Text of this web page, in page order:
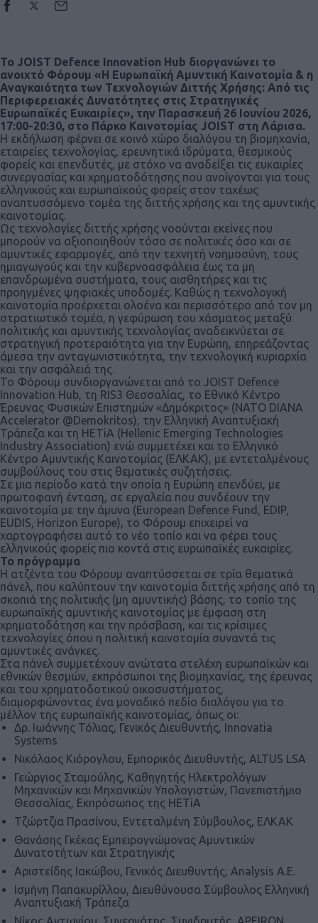
Το JOIST Defence Innovation Hub διοργανώνει το
ανοιχτό Φόρουμ «Η Ευρωπαϊκή Αμυντική Καινοτομία & η
Αναγκαιότητα των Τεχνολογιών Διττής Χρήσης: Από τις
Περιφερειακές Δυνατότητες στις Στρατηγικές
Ευρωπαϊκές Ευκαιρίες», την Παρασκευή 26 Ιουνίου 2026,
17:00-20:30, στο Πάρκο Καινοτομίας JOIST στη Λάρισα.
Η εκδήλωση φέρνει σε κοινό χώρο διαλόγου τη βιομηχανία,
εταιρείες τεχνολογίας, ερευνητικά ιδρύματα, θεσμικούς
φορείς και επενδυτές, με στόχο να αναδείξει τις ευκαιρίες
συνεργασίας και χρηματοδότησης που ανοίγονται για τους
ελληνικούς και ευρωπαϊκούς φορείς στον ταχέως
αναπτυσσόμενο τομέα της διττής χρήσης και της αμυντικής
καινοτομίας.
Ως τεχνολογίες διττής χρήσης νοούνται εκείνες που
μπορούν να αξιοποιηθούν τόσο σε πολιτικές όσο και σε
αμυντικές εφαρμογές, από την τεχνητή νοημοσύνη, τους
ημιαγωγούς και την κυβερνοασφάλεια έως τα μη
επανδρωμένα συστήματα, τους αισθητήρες και τις
προηγμένες ψηφιακές υποδομές. Καθώς η τεχνολογική
καινοτομία προέρχεται ολοένα και περισσότερο από τον μη
στρατιωτικό τομέα, η γεφύρωση του χάσματος μεταξύ
πολιτικής και αμυντικής τεχνολογίας αναδεικνύεται σε
στρατηγική προτεραιότητα για την Ευρώπη, επηρεάζοντας
άμεσα την ανταγωνιστικότητα, την τεχνολογική κυριαρχία
και την ασφάλειά της.
Το Φόρουμ συνδιοργανώνεται από το JOIST Defence
Innovation Hub, τη RIS3 Θεσσαλίας, το Εθνικό Κέντρο
Έρευνας Φυσικών Επιστημών «Δημόκριτος» (NATO DIANA
Accelerator @Demokritos), την Ελληνική Αναπτυξιακή
Τράπεζα και τη HETiA (Hellenic Emerging Technologies
Industry Association) ενώ συμμετέχει και το Ελληνικό
Κέντρο Αμυντικής Καινοτομίας (ΕΛΚΑΚ), με εντεταλμένους
συμβούλους του στις θεματικές συζητήσεις.
Σε μια περίοδο κατά την οποία η Ευρώπη επενδύει, με
πρωτοφανή ένταση, σε εργαλεία που συνδέουν την
καινοτομία με την άμυνα (European Defence Fund, EDIP,
EUDIS, Horizon Europe), το Φόρουμ επιχειρεί να
χαρτογραφήσει αυτό το νέο τοπίο και να φέρει τους
ελληνικούς φορείς πιο κοντά στις ευρωπαϊκές ευκαιρίες.
Το πρόγραμμα
Η ατζέντα του Φόρουμ αναπτύσσεται σε τρία θεματικά
πάνελ, που καλύπτουν την καινοτομία διττής χρήσης από τη
σκοπιά της πολιτικής (μη αμυντικής) βάσης, το τοπίο της
ευρωπαϊκής αμυντικής καινοτομίας με έμφαση στη
χρηματοδότηση και την πρόσβαση, και τις κρίσιμες
τεχνολογίες όπου η πολιτική καινοτομία συναντά τις
αμυντικές ανάγκες.
Στα πάνελ συμμετέχουν ανώτατα στελέχη ευρωπαϊκών και
εθνικών θεσμών, εκπρόσωποι της βιομηχανίας, της έρευνας
και του χρηματοδοτικού οικοσυστήματος,
διαμορφώνοντας ένα μοναδικό πεδίο διαλόγου για το
μέλλον της ευρωπαϊκής καινοτομίας, όπως οι:
Δρ. Ιωάννης Τόλιας, Γενικός Διευθυντής, Innovatia
Systems
Νικόλαος Κιόρογλου, Εμπορικός Διευθυντής, ALTUS LSA
Γεώργιος Σταμούλης, Καθηγητής Ηλεκτρολόγων
Μηχανικών και Μηχανικών Υπολογιστών, Πανεπιστήμιο
Θεσσαλίας, Εκπρόσωπος της HETiA
Tζώρτζια Πρασίνου, Εντεταλμένη Σύμβουλος, ΕΛΚΑΚ
Θανάσης Γκέκας Εμπειρογνώμονας Αμυντικών
Δυνατοτήτων και Στρατηγικής
Αριστείδης Ιακώβου, Γενικός Διευθυντής, Analysis Α.Ε.
Ισμήνη Παπακυρίλλου, Διευθύνουσα Σύμβουλος Ελληνική
Αναπτυξιακή Τράπεζα